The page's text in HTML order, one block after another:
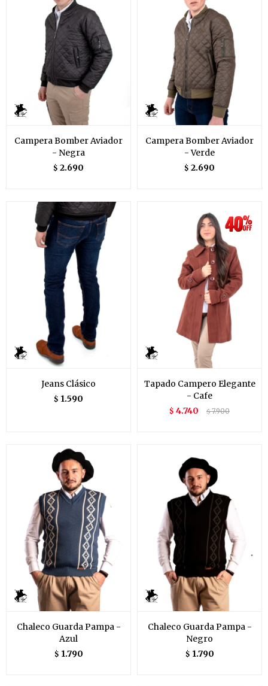
Campera Bomber Aviador
- Negra
$ 2.690
Campera Bomber Aviador
- Verde
$ 2.690
Jeans Clásico
$ 1.590
Tapado Campero Elegante
- Cafe
$ 4.740 $7.900
Chaleco Guarda Pampa -
Azul
$ 1.790
Chaleco Guarda Pampa -
Negro
$ 1.790